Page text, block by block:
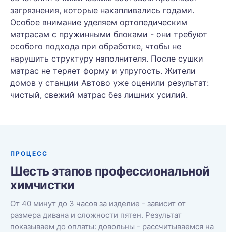
загрязнения, которые накапливались годами.
Особое внимание уделяем ортопедическим
матрасам с пружинными блоками - они требуют
особого подхода при обработке, чтобы не
нарушить структуру наполнителя. После сушки
матрас не теряет форму и упругость. Жители
домов у станции Автово уже оценили результат:
чистый, свежий матрас без лишних усилий.
ПРОЦЕСС
Шесть этапов профессиональной
химчистки
От 40 минут до 3 часов за изделие - зависит от
размера дивана и сложности пятен. Результат
показываем до оплаты: довольны - рассчитываемся на